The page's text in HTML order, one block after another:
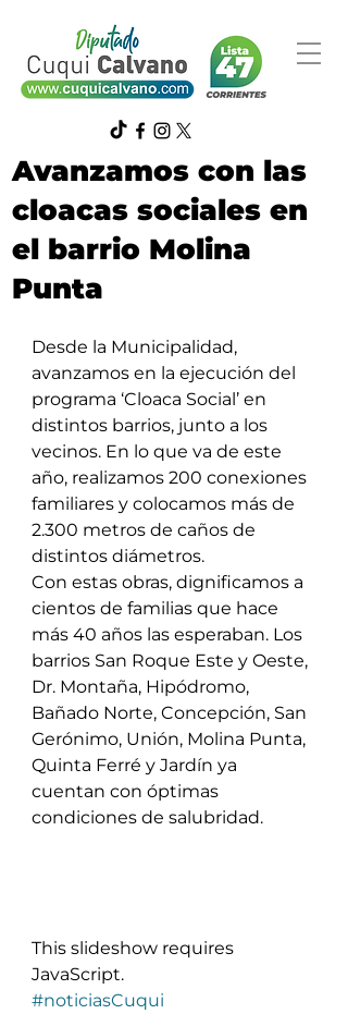
Avanzamos con las
cloacas sociales en
el barrio Molina
Punta
Desde la Municipalidad,
avanzamos en la ejecución del
programa ‘Cloaca Social’ en
distintos barrios, junto a los
vecinos. En lo que va de este
año, realizamos 200 conexiones
familiares y colocamos más de
2.300 metros de caños de
distintos diámetros.
Con estas obras, dignificamos a
cientos de familias que hace
más 40 años las esperaban. Los
barrios San Roque Este y Oeste,
Dr. Montaña, Hipódromo,
Bañado Norte, Concepción, San
Gerónimo, Unión, Molina Punta,
Quinta Ferré y Jardín ya
cuentan con óptimas
condiciones de salubridad.
This slideshow requires
JavaScript.
#noticiasCuqui